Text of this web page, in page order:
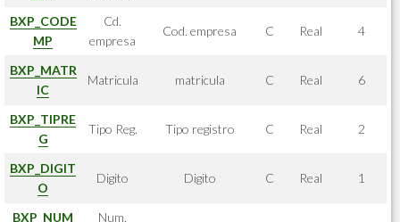
BXP_CODE
MP
Cd.
empresa
Cod. empresa C Real 4
BXP_MATR
IC
Matricula matricula C Real 6
BXP_TIPRE
G
Tipo Reg. Tipo registro C Real 2
BXP_DIGIT
O
Digito Digito C Real 1
BXP_NUM Num.